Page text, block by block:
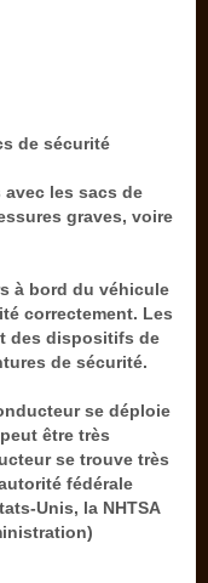
de sécurité
les sacs de
graves, voire
à bord du véhicule
correctement. Les
des dispositifs de
de sécurité.
se déploie
être très
se trouve très
fédérale
Unis, la NHTSA